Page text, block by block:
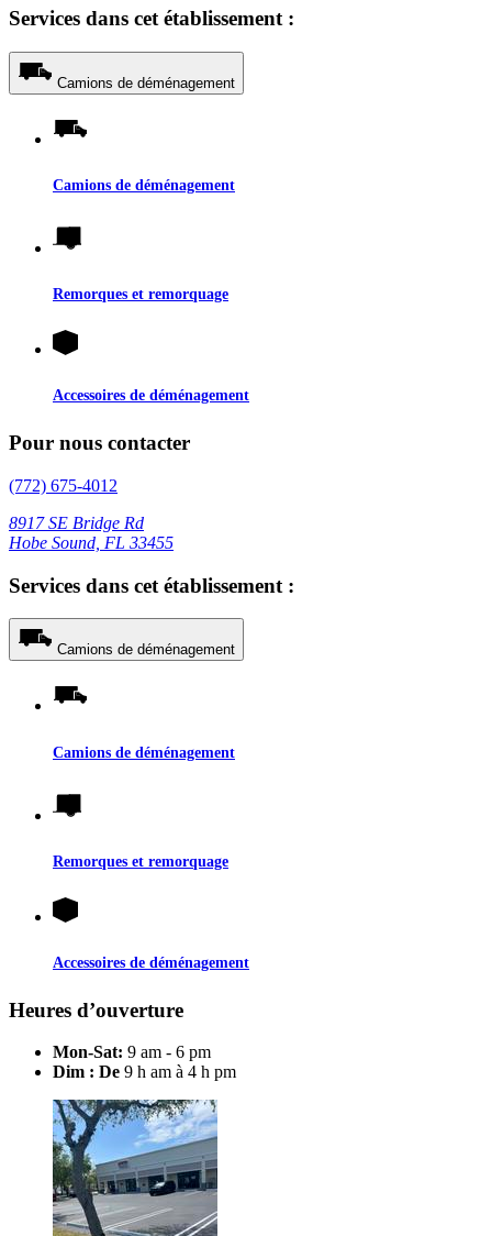
Services dans cet établissement :
Camions de déménagement
Camions de déménagement
Remorques et remorquage
Accessoires de déménagement
Pour nous contacter
(772) 675-4012
8917 SE Bridge Rd
Hobe Sound, FL 33455
Services dans cet établissement :
Camions de déménagement
Camions de déménagement
Remorques et remorquage
Accessoires de déménagement
Heures d’ouverture
Mon-Sat: 9 am - 6 pm
Dim : De 9 h am à 4 h pm